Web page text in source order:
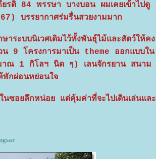
รติ 84 พรรษา บางบอน ผมเคยเข้าไปดู
บรรยากาศร่มรื่นสวยงามมาก
ะบบนิเวศเดิมไว้ทั้งพันธุ์ไม้และสัตว์ให้คง
น 9 โครงการมาเป็น theme ออกแบบใน
มาณ 1 กิโลฯ นิด ๆ) เลนจักรยาน สนาม
พักผ่อนหย่อนใจ
ซอยลึกหน่อย แต่คุ้มค่าที่จะไปเดินเล่นและ